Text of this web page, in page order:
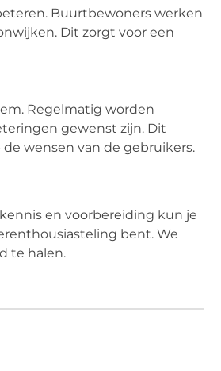
Buurtbewoners werken
Dit zorgt voor een
Regelmatig worden
gewenst zijn. Dit
wensen van de gebruikers.
en voorbereiding kun je
bent. We
te halen.